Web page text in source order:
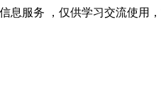
息服务 ，仅供学习交流使用